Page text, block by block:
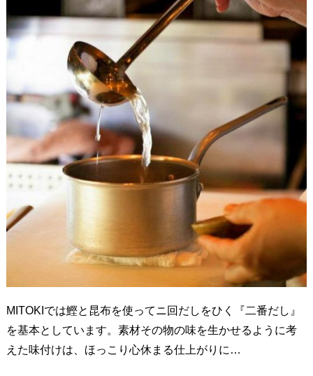
MITOKIでは鰹と昆布を使ってニ回だしをひく『二番だし』
を基本としています。素材その物の味を生かせるように考
えた味付けは、ほっこり心休まる仕上がりに…